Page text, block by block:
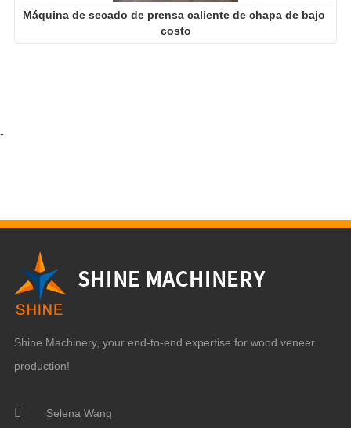
Máquina de secado de prensa caliente de chapa de bajo
costo
-
Shine Machinery, your end-to-end expertise for wood veneer
production!
Selena Wang